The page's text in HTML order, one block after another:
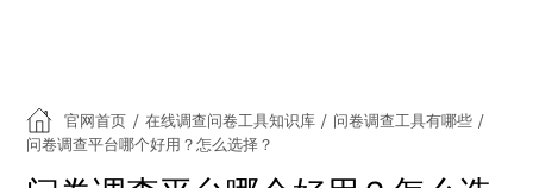
官网首页 / 在线调查问卷工具知识库 / 问卷调查工具有哪些 /
问卷调查平台哪个好用？怎么选择？